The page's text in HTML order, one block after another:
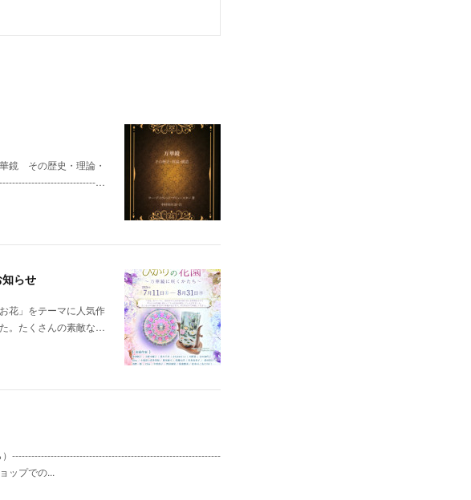
鏡 その歴史・理論・
…
らせ
花」をテーマに人気作
。たくさんの素敵な…
-----------------------------------------------------------------
ップでの...